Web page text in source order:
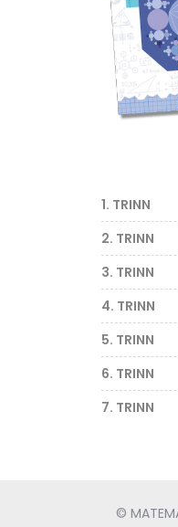
1. TRINN
2. TRINN
3. TRINN
4. TRINN
5. TRINN
6. TRINN
7. TRINN
©